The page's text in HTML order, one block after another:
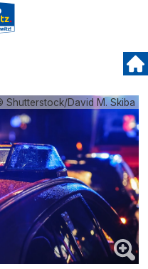
Shutterstock/David M. Skiba